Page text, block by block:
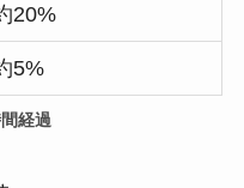
20%
5%
経過